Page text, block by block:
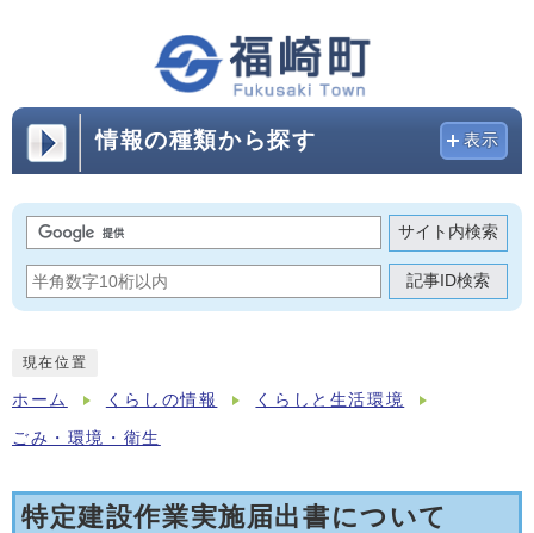
情報の種類から探す 表示
サイト内検索
記事ID検索
現在位置
ホーム くらしの情報 くらしと生活環境
ごみ・環境・衛生
特定建設作業実施届出書について